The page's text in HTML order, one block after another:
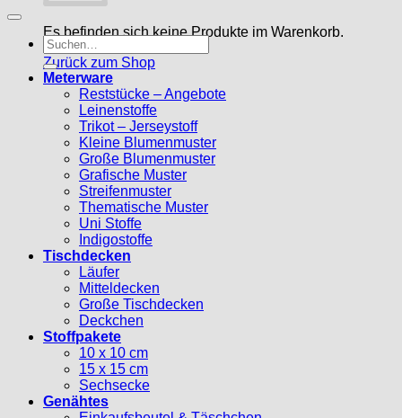
Es befinden sich keine Produkte im Warenkorb.
Zurück zum Shop
Suche
nach:
Meterware
Reststücke – Angebote
Leinenstoffe
Trikot – Jerseystoff
Kleine Blumenmuster
Große Blumenmuster
Grafische Muster
Streifenmuster
Thematische Muster
Uni Stoffe
Indigostoffe
Tischdecken
Läufer
Mitteldecken
Große Tischdecken
Deckchen
Stoffpakete
10 x 10 cm
15 x 15 cm
Sechsecke
Genähtes